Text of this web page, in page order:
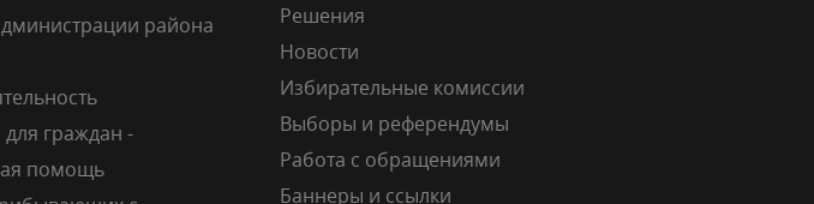
района
граждан -
помощь
Решения
Новости
Избирательные комиссии
Выборы и референдумы
Работа с обращениями
Баннеры и ссылки